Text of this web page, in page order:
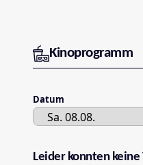
Kinoprogramm
Datum
Leider konnten